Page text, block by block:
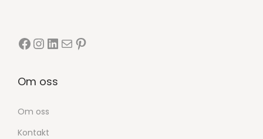
Om oss
Om oss
Kontakt